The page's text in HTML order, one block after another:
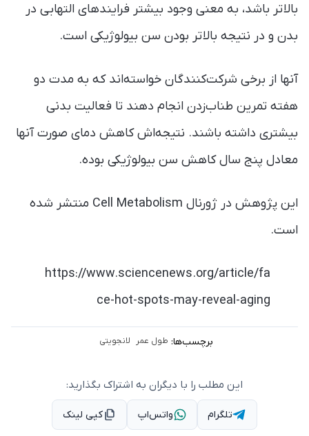
بالاتر باشد، به معنی وجود بیشتر فرایند‌های التهابی در
بدن و در نتیجه بالاتر بودن سن بیولوژیکی است.
آنها از برخی شرکت‌کنندگان خواسته‌اند که به مدت دو
هفته تمرین طناب‌زدن انجام دهند تا فعالیت بدنی
بیشتری داشته باشند. نتیجه‌اش کاهش دمای صورت آنها
معادل پنج سال کاهش سن بیولوژیکی بوده.
این پژوهش در ژورنال Cell Metabolism منتشر شده
است.
https://www.sciencenews.org/article/fa
ce-hot-spots-may-reveal-aging
برچسب‌ها: طول عمر لانجویتی
این مطلب را با دیگران به اشتراک بگذارید:
تلگرام واتس‌اپ کپی لینک